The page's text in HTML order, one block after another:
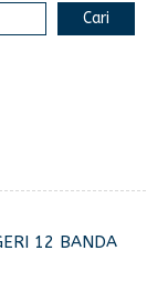
Cari
12 BANDA